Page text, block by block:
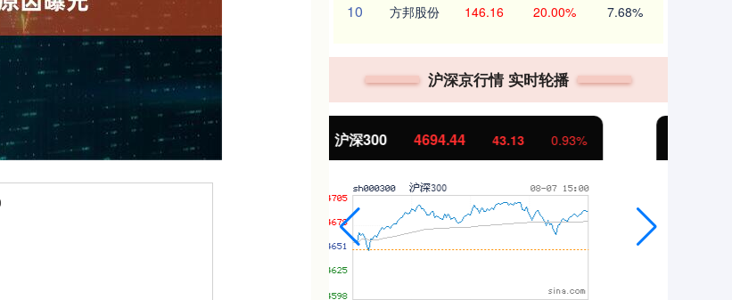
10 方邦股份 146.16 20.00% 7.68%
沪深京行情 实时轮播
沪深300 4694.44 43.13 北证50 1134.24 11.37 1.01%